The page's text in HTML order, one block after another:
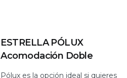
ESTRELLA PÓLUX
Acomodación Doble
Pólux es la opción ideal si quieres